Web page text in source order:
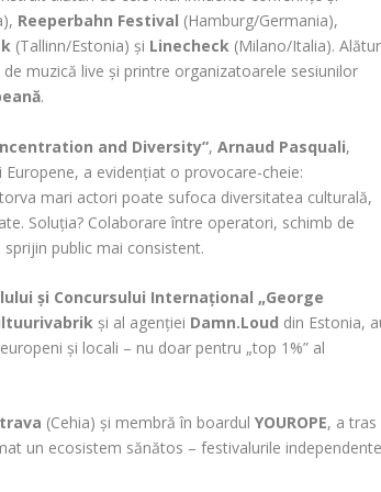
Reeperbahn Festival (Hamburg/Germania),
(Tallinn/Estonia) și Linecheck (Milano/Italia).
muzică live și printre organizatoarele sesiunilor
.
and Diversity”,Arnaud Pasquali,
Europene, a evidențiat o provocare-cheie:
mari actori poate sufoca diversitatea culturală,
Soluția? Colaborare între operatori, schimb de
public mai consistent.
și Concursului Internațional „George
și al agenției Damn.Loud din Estonia,
și locali – nu doar pentru „top 1%” al
(Cehia) și membră în boardulYOUROPE, a tras
un ecosistem sănătos – festivalurile independente